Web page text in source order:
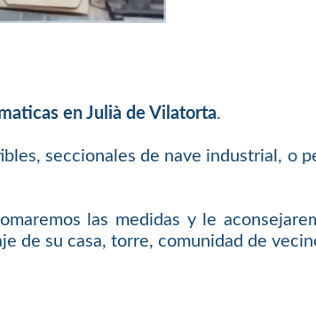
en Julià de Vilatorta.
seccionales de nave industrial, o
las medidas y le
de su casa, torre, comunidad de